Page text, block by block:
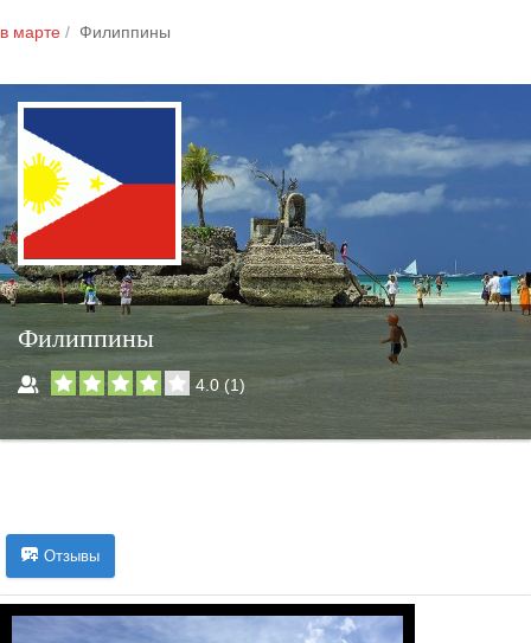
в марте Филиппины
Филиппины
4.0 (1)
Отзывы